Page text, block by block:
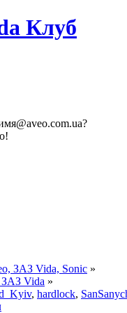
Клуб
ЗАЗ Vida, Sonic »
Vida »
, hardlock,